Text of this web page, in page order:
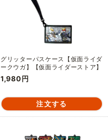
グリッターパスケース【仮面ライダ
ークウガ】【仮面ライダーストア】
1,980円